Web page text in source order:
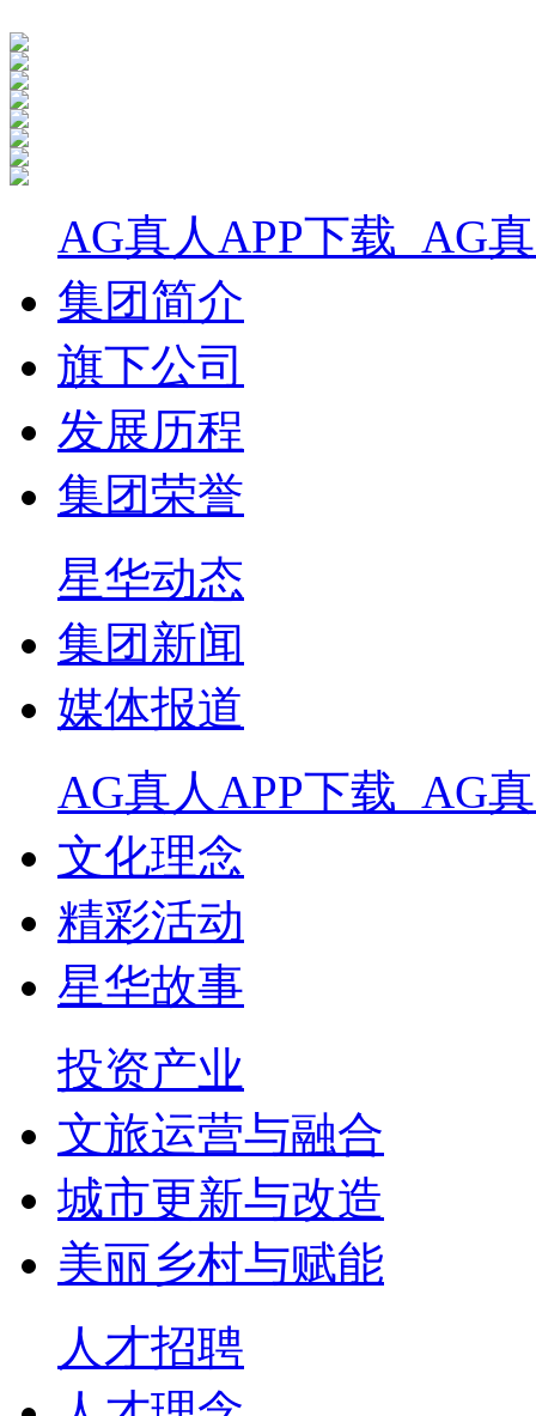
AG真人APP下载_AG
集团简介
旗下公司
发展历程
集团荣誉
星华动态
集团新闻
媒体报道
AG真人APP下载_AG
文化理念
精彩活动
星华故事
投资产业
文旅运营与融合
城市更新与改造
美丽乡村与赋能
人才招聘